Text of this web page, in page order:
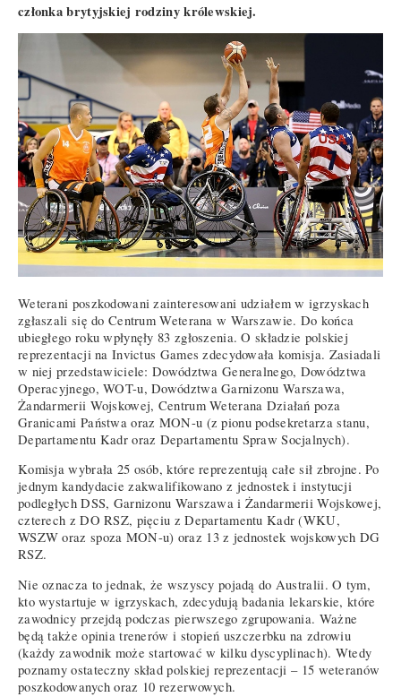
członka brytyjskiej rodziny królewskiej.
Weterani poszkodowani zainteresowani udziałem w igrzyskach
zgłaszali się do Centrum Weterana w Warszawie. Do końca
ubiegłego roku wpłynęły 83 zgłoszenia. O składzie polskiej
reprezentacji na Invictus Games zdecydowała komisja. Zasiadali
w niej przedstawiciele: Dowództwa Generalnego, Dowództwa
Operacyjnego, WOT-u, Dowództwa Garnizonu Warszawa,
Żandarmerii Wojskowej, Centrum Weterana Działań poza
Granicami Państwa oraz MON-u (z pionu podsekretarza stanu,
Departamentu Kadr oraz Departamentu Spraw Socjalnych).
Komisja wybrała 25 osób, które reprezentują całe sił zbrojne. Po
jednym kandydacie zakwalifikowano z jednostek i instytucji
podległych DSS, Garnizonu Warszawa i Żandarmerii Wojskowej,
czterech z DO RSZ, pięciu z Departamentu Kadr (WKU,
WSZW oraz spoza MON-u) oraz 13 z jednostek wojskowych DG
RSZ.
Nie oznacza to jednak, że wszyscy pojadą do Australii. O tym,
kto wystartuje w igrzyskach, zdecydują badania lekarskie, które
zawodnicy przejdą podczas pierwszego zgrupowania. Ważne
będą także opinia trenerów i stopień uszczerbku na zdrowiu
(każdy zawodnik może startować w kilku dyscyplinach). Wtedy
poznamy ostateczny skład polskiej reprezentacji – 15 weteranów
poszkodowanych oraz 10 rezerwowych.